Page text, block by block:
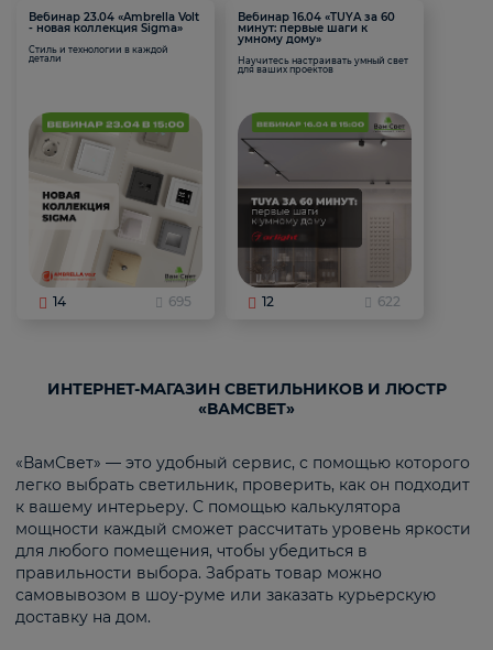
Вебинар 23.04 «Ambrella Volt
- новая коллекция Sigma»
Стиль и технологии в каждой
детали
14 695
Вебинар 16.04 «TUYA за 60
минут: первые шаги к
умному дому»
Научитесь настраивать умный свет
для ваших проектов
12 622
ИНТЕРНЕТ-МАГАЗИН СВЕТИЛЬНИКОВ И ЛЮСТР
«ВАМСВЕТ»
«ВамСвет» — это удобный сервис, с помощью которого
легко выбрать светильник, проверить, как он подходит
к вашему интерьеру. С помощью калькулятора
мощности каждый сможет рассчитать уровень яркости
для любого помещения, чтобы убедиться в
правильности выбора. Забрать товар можно
самовывозом в шоу-руме или заказать курьерскую
доставку на дом.